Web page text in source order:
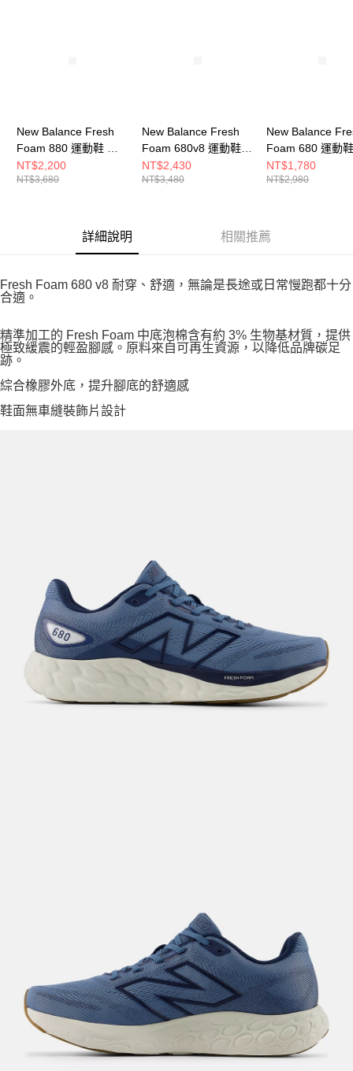
New Balance Fresh
Foam 880 運動鞋 女
跑步鞋 W880N15-D
NT$2,200
NT$3,680
New Balance Fresh
Foam 680v8 運動鞋
女 跑步鞋
W680WBK8-D
NT$2,430
NT$3,480
New Balance
Foam 680 運動
跑步鞋
NT$1,780
NT$2,980
詳細說明 相關推薦
Fresh Foam 680 v8 耐穿、舒適，無論是長途或日常慢跑都十分
合適。
精準加工的 Fresh Foam 中底泡棉含有約 3% 生物基材質，提供
極致緩震的輕盈腳感。原料來自可再生資源，以降低品牌碳足
跡。
綜合橡膠外底，提升腳底的舒適感
鞋面無車縫裝飾片設計